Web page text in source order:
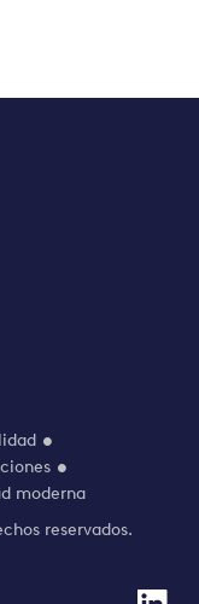
moderna
reservados.